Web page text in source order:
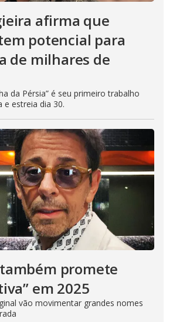
afirma que
tem potencial para
de milhares de
da Pérsia” é seu primeiro trabalho
estreia dia 30.
promete
em 2025
vão movimentar grandes nomes